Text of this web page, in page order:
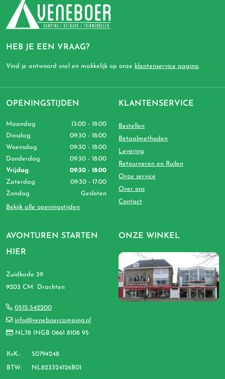
HEB JE EEN VRAAG?
Vind je antwoord snel en makkelijk op onze klantenservice pagina.
AVONTUREN STARTEN
HIER
Zuidkade 39
9203 CM Drachten
0512-542200
info@veneboercamping.nl
NL78 INGB 0661 8108 95
KvK.: 50794248
BTW: NL823324126B01
OPENINGSTIJDEN
Maandag
13:00 - 18:00
Dinsdag
09:30 - 18:00
Woensdag
09:30 - 18:00
Donderdag
09:30 - 18:00
Vrijdag
09:30 - 18:00
Zaterdag
09:30 - 17:00
Zondag
Gesloten
Bekijk alle openingstijden
KLANTENSERVICE
Bestellen
Betaalmethoden
Levering
Retourneren en Ruilen
Onze service
Over ons
Contact
ONZE WINKEL